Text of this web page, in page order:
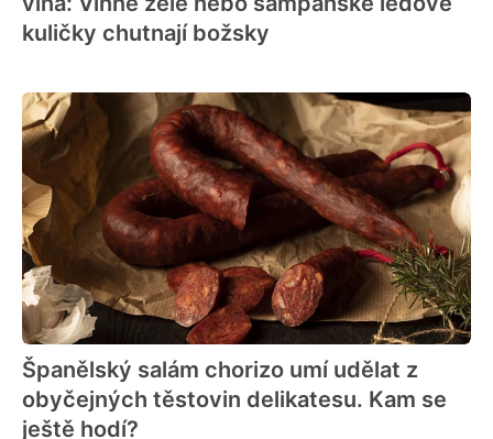
kuličky chutnají božsky
Španělský salám chorizo umí udělat z
obyčejných těstovin delikatesu. Kam se
ještě hodí?